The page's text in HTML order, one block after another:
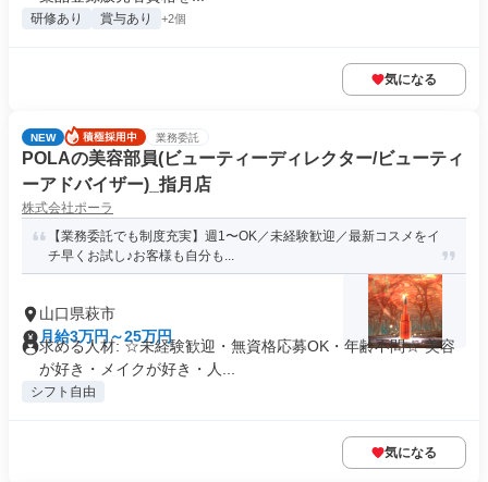
研修あり 賞与あり +2個
気になる
NEW 業務委託
POLAの美容部員(ビューティーディレクター/ビューティ
ーアドバイザー)_指月店
株式会社ポーラ
【業務委託でも制度充実】週1〜OK／未経験歓迎／最新コスメをイ
チ早くお試し♪お客様も自分も...
山口県萩市
月給3万円～25万円
求める人材: ☆未経験歓迎・無資格応募OK・年齢不問☆ 美容
が好き・メイクが好き・人...
シフト自由
気になる